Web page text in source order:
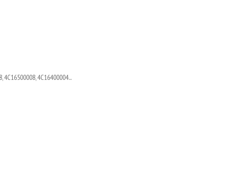
4C16500008, 4C16400004...